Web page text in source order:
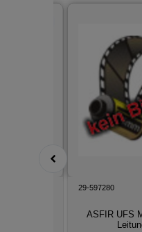
29-597280
ASFIR UFS